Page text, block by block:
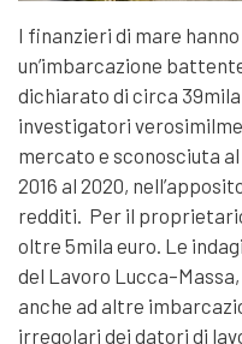
I finanzieri di mare
un’imbarcazione
dichiarato di circa
investigatori
mercato e sconosciuta
2016 al 2020,
redditi. Per il
oltre 5mila euro. Le
del Lavoro
anche ad altre
irregolari dei datori di